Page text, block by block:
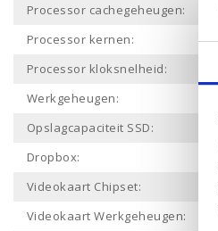
Processor cachegeheugen:
Processor kernen:
Processor kloksnelheid:
Werkgeheugen:
Opslagcapaciteit SSD:
Dropbox:
Videokaart Chipset:
Videokaart Werkgeheugen: